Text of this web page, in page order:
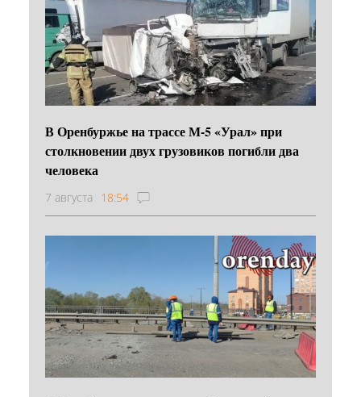
В Оренбуржье на трассе М-5 «Урал» при
столкновении двух грузовиков погибли два
человека
7 августа 18:54